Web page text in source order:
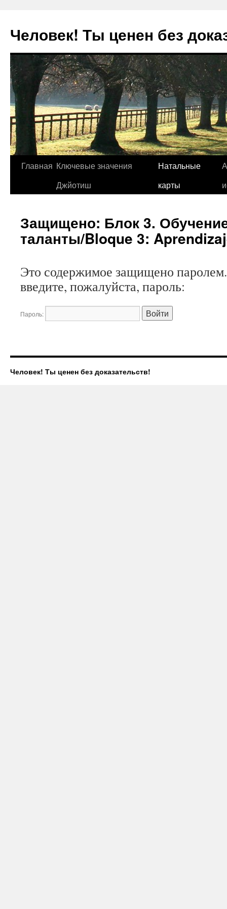
Человек! Ты ценен без
Перейти
Главная Ключевые значения
Джйотиш
Натальные
карты
Защищено: Блок 3.
таланты/Bloque 3:
Это содержимое защищено
введите, пожалуйста, пароль:
Пароль:
Человек! Ты ценен без доказательств!